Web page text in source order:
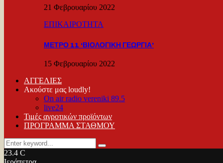
21 Φεβρουαρίου 2022
ΕΠΙΚΑΙΡΟΤΗΤΑ
ΜΕΤΡΟ 11 ‘ΒΙΟΛΟΓΙΚΗ ΓΕΩΡΓΙΑ’
15 Φεβρουαρίου 2022
ΑΓΓΕΛΙΕΣ
Ακούστε μας loudly!
On air radio vereniki 89.5
live24
Τιμές αγροτικών προϊόντων
ΠΡΟΓΡΑΜΜΑ ΣΤΑΘΜΟΥ
Search
for:
Search
23.4 C